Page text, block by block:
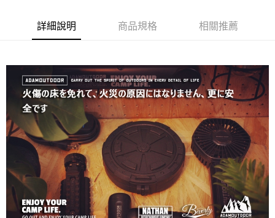
每筆NT$60，滿NT$490(含以上)免運費
每筆NT$60，滿NT$490(含以上)免運費
付款後7-11取貨
每筆NT$60，滿NT$490(含以上)免運費
宅配
每筆NT$80，滿NT$490(含以上)免運費
離島宅配
每筆NT$80，滿NT$490(含以上)免運費
付款後門市自取
詳細說明 商品規格 相關推薦